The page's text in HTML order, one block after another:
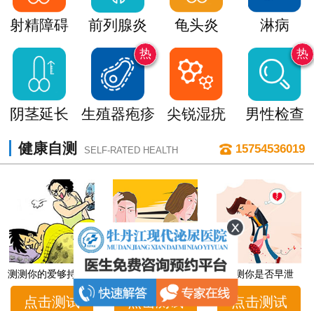
射精障碍 前列腺炎 龟头炎 淋病
阴茎延长
热
生殖器疱疹 尖锐湿疣
热
男性检查
健康自测 SELF-RATED HEALTH 15754536019
测测你的爱够持久吗
点击测试
男性性功能障碍自测
点击测试
测测你是否早泄
点击测试